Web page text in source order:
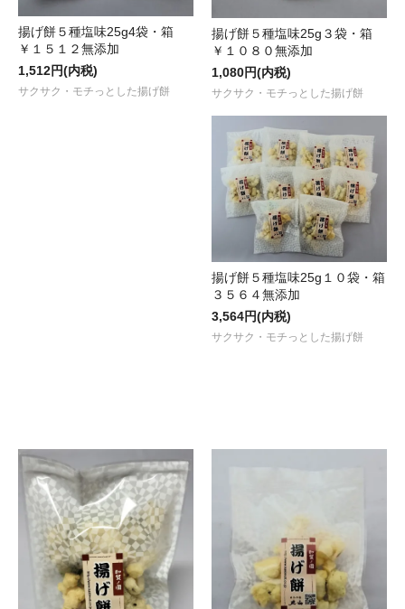
揚げ餅５種塩味25g4袋・箱
￥１５１２無添加
1,512円(内税)
サクサク・モチっとした揚げ餅
揚げ餅５種塩味25g３袋・箱
￥１０８０無添加
1,080円(内税)
サクサク・モチっとした揚げ餅
揚げ餅５種塩味25g１０袋・箱
３５６４無添加
3,564円(内税)
サクサク・モチっとした揚げ餅